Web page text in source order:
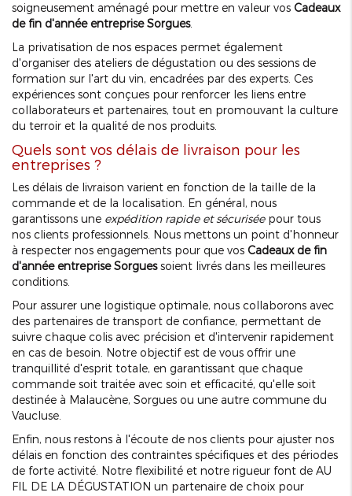
soigneusement aménagé pour mettre en valeur vos Cadeaux
de fin d'année entreprise Sorgues.
La privatisation de nos espaces permet également
d'organiser des ateliers de dégustation ou des sessions de
formation sur l'art du vin, encadrées par des experts. Ces
expériences sont conçues pour renforcer les liens entre
collaborateurs et partenaires, tout en promouvant la culture
du terroir et la qualité de nos produits.
Quels sont vos délais de livraison pour les
entreprises ?
Les délais de livraison varient en fonction de la taille de la
commande et de la localisation. En général, nous
garantissons une expédition rapide et sécuriséepour tous
nos clients professionnels. Nous mettons un point d'honneur
à respecter nos engagements pour que vos Cadeaux de fin
d'année entreprise Sorguessoient livrés dans les meilleures
conditions.
Pour assurer une logistique optimale, nous collaborons avec
des partenaires de transport de confiance, permettant de
suivre chaque colis avec précision et d'intervenir rapidement
en cas de besoin. Notre objectif est de vous offrir une
tranquillité d'esprit totale, en garantissant que chaque
commande soit traitée avec soin et efficacité, qu'elle soit
destinée à Malaucène, Sorgues ou une autre commune du
Vaucluse.
Enfin, nous restons à l'écoute de nos clients pour ajuster nos
délais en fonction des contraintes spécifiques et des périodes
de forte activité. Notre flexibilité et notre rigueur font de AU
FIL DE LA DÉGUSTATION un partenaire de choix pour